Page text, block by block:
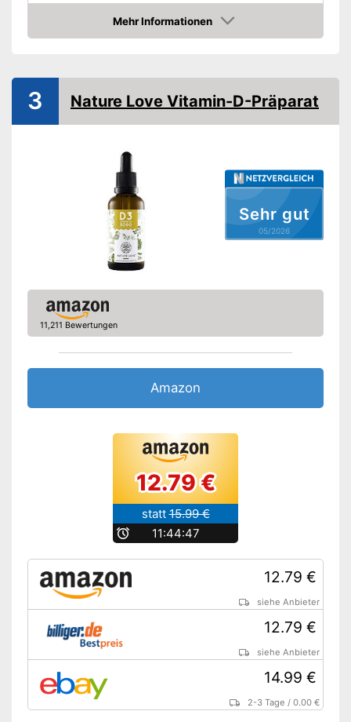
Vegetarisch
Vegan
Amazon Lieferzeit
siehe Anbieter
Mehr Informationen
Amazon
Sehr gut
05/2026
3 Nature Love Vitamin-D-Präparat
11,211 Bewertungen
Amazon
12.79 €
statt 15.99 €
b 11:44:46
12.79 €
siehe Anbieter
12.79 €
siehe Anbieter
14.99 €
2-3 Tage /0.00 €